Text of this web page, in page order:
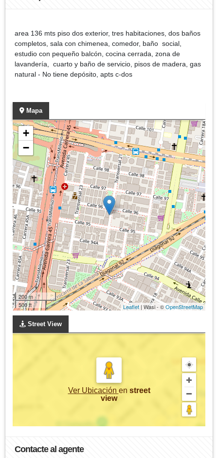
area 136 mts piso dos exterior, tres habitaciones, dos baños
completos, sala con chimenea, comedor, baño social,
estudio con pequeño balcón, cocina cerrada, zona de
lavandería, cuarto y baño de servicio, pisos de madera, gas
natural - No tiene depósito, apts c-dos
Mapa
+
−
200 m
500 ft
Leaflet | Wasi - ©OpenStreetMap
Street View
Ver Ubicación en street
view
Contacte al agente